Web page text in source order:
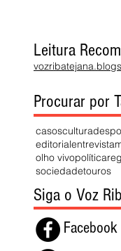
Leitura
Procurar por
casoscultura
editorialentrevista
olho vivopolítica
sociedadetouros
Siga o Voz
Facebook